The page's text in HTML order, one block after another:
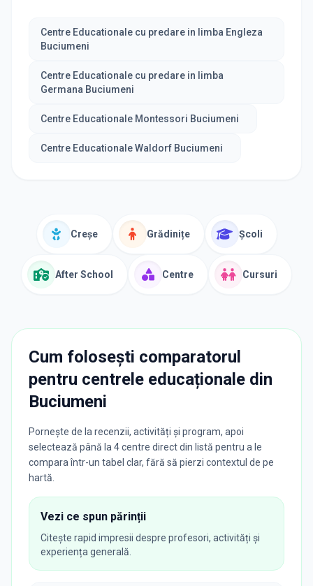
Centre Educationale cu predare in limba Engleza
Buciumeni
Centre Educationale cu predare in limba
Germana Buciumeni
Centre Educationale Montessori Buciumeni
Centre Educationale Waldorf Buciumeni
Creșe Grădinițe Școli
After School Centre Cursuri
Cum folosești comparatorul
pentru centrele educaționale din
Buciumeni
Pornește de la recenzii, activități și program, apoi
selectează până la 4 centre direct din listă pentru a le
compara într-un tabel clar, fără să pierzi contextul de pe
hartă.
Vezi ce spun părinții
Citește rapid impresii despre profesori, activități și
experiența generală.